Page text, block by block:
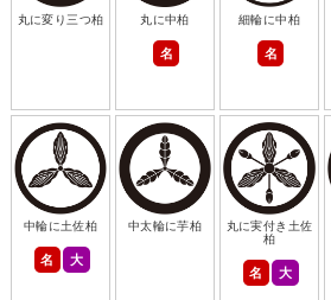
丸に変り三つ柏 丸に中柏
名
細輪に中柏
名
中輪に土佐柏
名 大
中太輪に芋柏
丸に実付き土佐
柏
名 大